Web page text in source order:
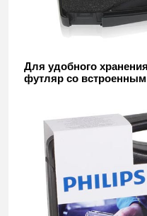
Для удобного
футляр со